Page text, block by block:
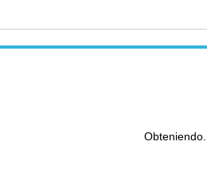
Obteniendo...